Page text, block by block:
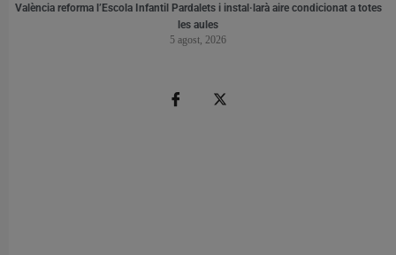
València reforma l’Escola Infantil Pardalets i instal·larà aire condicionat a totes
les aules
5 agost, 2026